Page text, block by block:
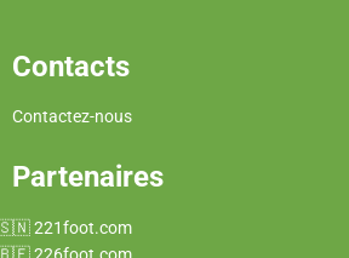
Contacts
Contactez-nous
Partenaires
221foot.com